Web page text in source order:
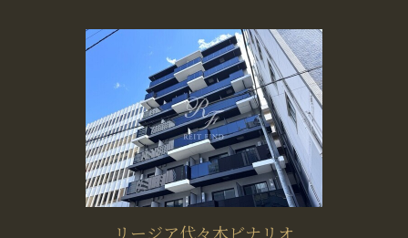
リージア代々木ビナリオ